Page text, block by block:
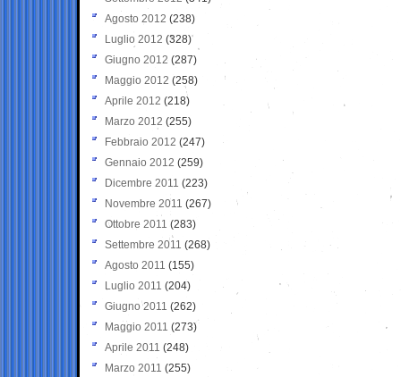
Agosto 2012 (238)
Luglio 2012 (328)
Giugno 2012 (287)
Maggio 2012 (258)
Aprile 2012 (218)
Marzo 2012 (255)
Febbraio 2012 (247)
Gennaio 2012 (259)
Dicembre 2011 (223)
Novembre 2011 (267)
Ottobre 2011 (283)
Settembre 2011 (268)
Agosto 2011 (155)
Luglio 2011 (204)
Giugno 2011 (262)
Maggio 2011 (273)
Aprile 2011 (248)
Marzo 2011 (255)